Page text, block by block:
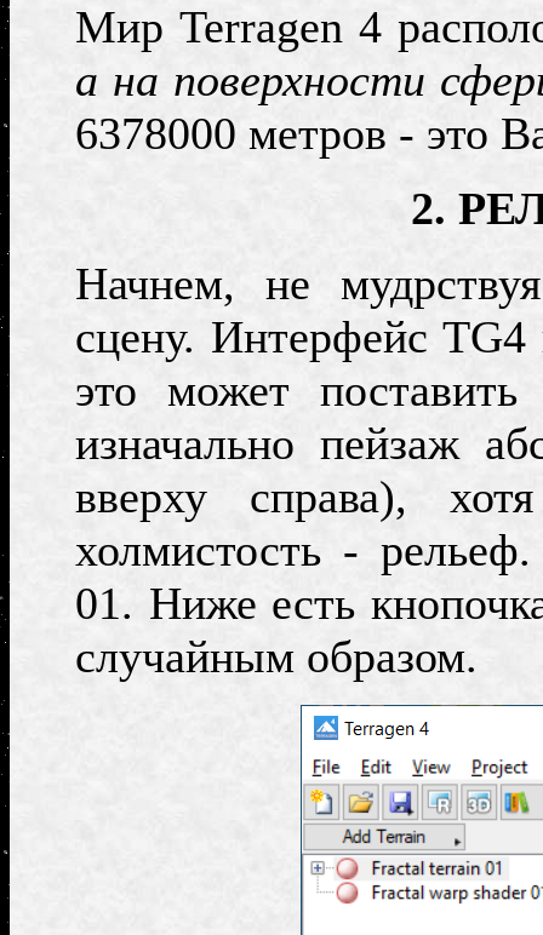
Мир Terragen 4
а на поверхности
6378000 метров - это
2.
Начнем, не
сцену. ИнтерфейсTG4
это может
изначально пейзаж
вверху справа),
холмистость -
01. Ниже есть
случайным образом.